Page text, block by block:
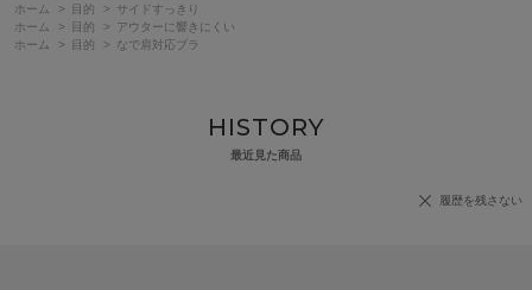
ホーム
> 目的 >
サイドすっきり
ホーム
> 目的 >
アウターに響きにくい
ホーム
> 目的 > なで肩対応ブラ
HISTORY
最近見た商品
履歴を残さない